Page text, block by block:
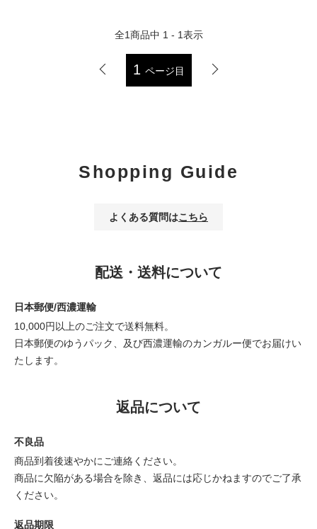
全1商品中 1 - 1表示
1 ページ目
Shopping Guide
よくある質問はこちら
配送・送料について
日本郵便/西濃運輸
10,000円以上のご注文で送料無料。
日本郵便のゆうパック、及び西濃運輸のカンガルー便でお届けい
たします。
返品について
不良品
商品到着後速やかにご連絡ください。
商品に欠陥がある場合を除き、返品には応じかねますのでご了承
ください。
返品期限